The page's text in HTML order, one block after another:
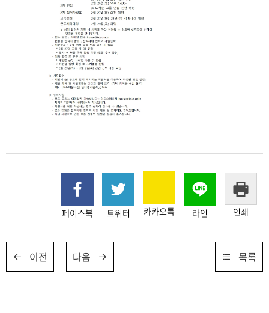
페이스북 트위터 카카오톡 라인 인쇄
이전 다음 목록